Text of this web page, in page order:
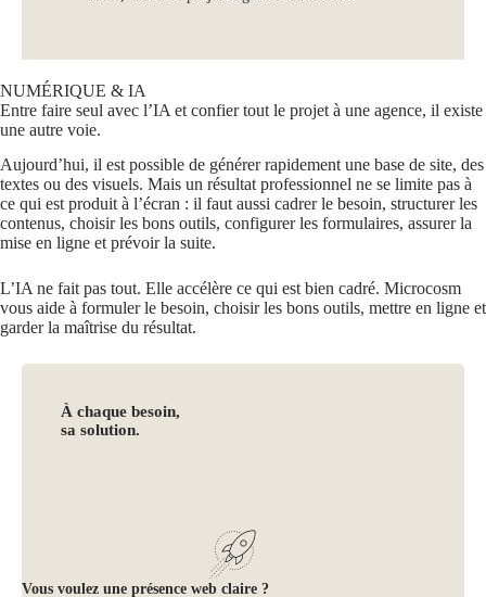
NUMÉRIQUE & IA
Entre faire seul avec l’IA et confier tout le projet à une agence, il existe
une autre voie.
Aujourd’hui, il est possible de générer rapidement une base de site, des
textes ou des visuels. Mais un résultat professionnel ne se limite pas à
ce qui est produit à l’écran : il faut aussi cadrer le besoin, structurer les
contenus, choisir les bons outils, configurer les formulaires, assurer la
mise en ligne et prévoir la suite.
L’IA ne fait pas tout. Elle accélère ce qui est bien cadré. Microcosm
vous aide à formuler le besoin, choisir les bons outils, mettre en ligne et
garder la maîtrise du résultat.
À chaque besoin,
sa solution.
Vous voulez une présence web claire ?